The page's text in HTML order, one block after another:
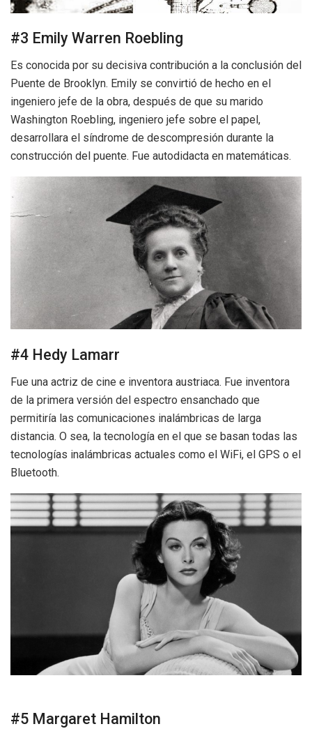
#3 Emily Warren Roebling
Es conocida por su decisiva contribución a la conclusión del
Puente de Brooklyn. Emily se convirtió de hecho en el
ingeniero jefe de la obra, después de que su marido
Washington Roebling, ingeniero jefe sobre el papel,
desarrollara el síndrome de descompresión durante la
construcción del puente. Fue autodidacta en matemáticas.
#4 Hedy Lamarr
Fue una actriz de cine e inventora austriaca. Fue inventora
de la primera versión del espectro ensanchado que
permitiría las comunicaciones inalámbricas de larga
distancia. O sea, la tecnología en el que se basan todas las
tecnologías inalámbricas actuales como el WiFi, el GPS o el
Bluetooth.
#5 Margaret Hamilton